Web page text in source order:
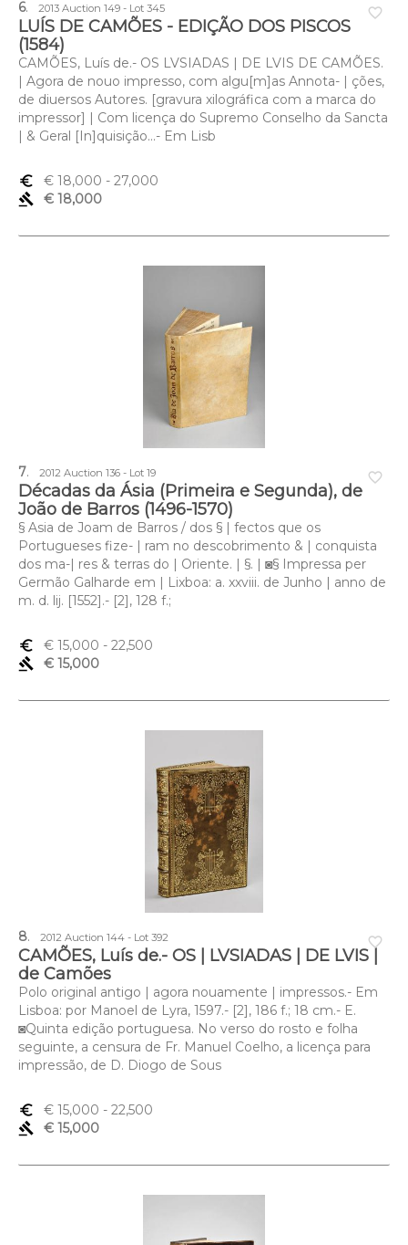
favorite_border
6. 2013 Auction 149 - Lot 345
LUÍS DE CAMÕES - EDIÇÃO DOS PISCOS
(1584)
CAMÕES, Luís de.- OS LVSIADAS | DE LVIS DE CAMÕES.
| Agora de nouo impresso, com algu[m]as Annota- | ções,
de diuersos Autores. [gravura xilográfica com a marca do
impressor] | Com licença do Supremo Conselho da Sancta
| & Geral [In]quisição...- Em Lisb
euro_symbol € 18,000 - 27,000
gavel
€ 18,000
favorite_border
7. 2012 Auction 136 - Lot 19
Décadas da Ásia (Primeira e Segunda), de
João de Barros (1496-1570)
§ Asia de Joam de Barros / dos § | fectos que os
Portugueses fize- | ram no descobrimento & | conquista
dos ma-| res & terras do | Oriente. | §. | ◙§ Impressa per
Germão Galharde em | Lixboa: a. xxviii. de Junho | anno de
m. d. lij. [1552].- [2], 128 f.;
euro_symbol € 15,000 - 22,500
gavel
€ 15,000
favorite_border
8. 2012 Auction 144 - Lot 392
CAMÕES, Luís de.- OS | LVSIADAS | DE LVIS |
de Camões
Polo original antigo | agora nouamente | impressos.- Em
Lisboa: por Manoel de Lyra, 1597.- [2], 186 f.; 18 cm.- E.
◙Quinta edição portuguesa. No verso do rosto e folha
seguinte, a censura de Fr. Manuel Coelho, a licença para
impressão, de D. Diogo de Sous
euro_symbol € 15,000 - 22,500
gavel
€ 15,000